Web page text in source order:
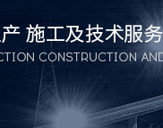
我们
照公示
太仓交通信号
太仓边缘计算
太仓交通信号灯